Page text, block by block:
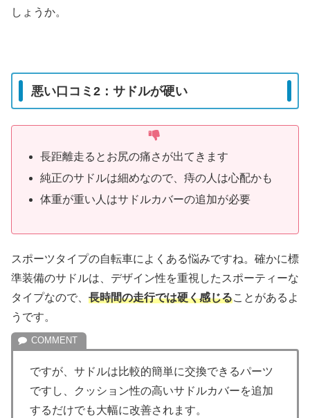
しょうか。
悪い口コミ2：サドルが硬い
長距離走るとお尻の痛さが出てきます
純正のサドルは細めなので、痔の人は心配かも
体重が重い人はサドルカバーの追加が必要
スポーツタイプの自転車によくある悩みですね。確かに標
準装備のサドルは、デザイン性を重視したスポーティーな
タイプなので、 長時間の走行では硬く感じることがあるよ
うです。
ですが、サドルは比較的簡単に交換できるパーツ
ですし、クッション性の高いサドルカバーを追加
するだけでも大幅に改善されます。